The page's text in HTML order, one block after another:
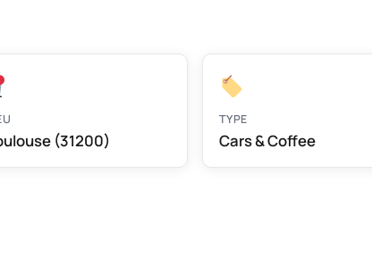
(31200)
TYPE
Cars & Coffee